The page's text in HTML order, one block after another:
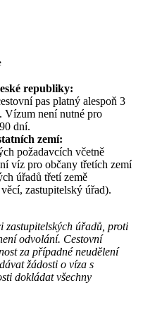
republiky:
pas platný alespoň 3
Vízum není nutné pro
dní.
zemí:
požadavcích včetně
víz pro občany třetích zemí
úřadů třetí země
zastupitelský úřad).
zastupitelských úřadů, proti
odvolání. Cestovní
za případné neudělení
žádosti o víza s
dokládat všechny